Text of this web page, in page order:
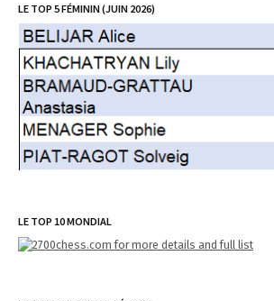
LE TOP 5 FÉMININ (JUIN 2026)
LE TOP 10 MONDIAL